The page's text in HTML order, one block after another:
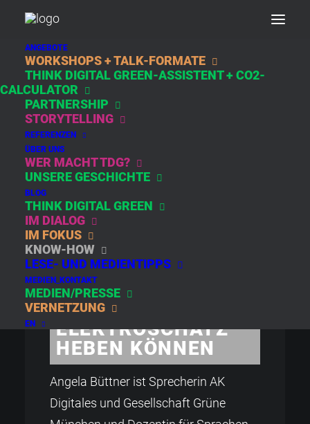
ANGEBOTE
WORKSHOPS + TALK-FORMATE
THINK DIGITAL GREEN-ASSISTENT + CO2-
CALCULATOR
PARTNERSHIP
STORYTELLING
REFERENZEN
ÜBER UNS
WER MACHT TDG?
UNSERE GESCHICHTE
BLOG
THINK DIGITAL GREEN
IM DIALOG
IM FOKUS
KNOW-HOW
LESE- UND MEDIENTIPPS
MEDIEN_KONTAKT
MEDIEN/PRESSE
VERNETZUNG
EN
DAY: JANUAR 5,
2021
REFURBE AND
REUSE:WIE WIR
UNSEREN
ELEKTRO­SCHATZ
HEBEN KÖNNEN
Angela Büttner ist Sprecherin AK
Digitales und Gesellschaft Grüne